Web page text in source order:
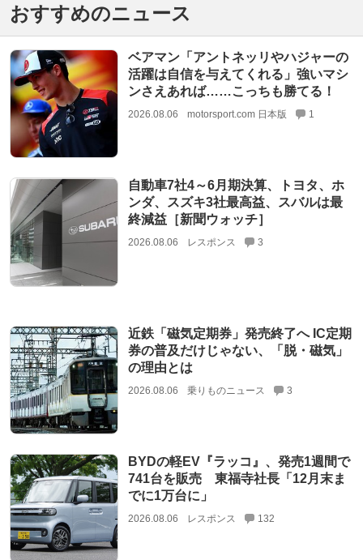
おすすめのニュース
ベアマン「アントネッリやハジャーの
活躍は自信を与えてくれる」強いマシ
ンさえあれば……こっちも勝てる！
2026.08.06 motorsport.com 日本版 1
自動車7社4～6月期決算、トヨタ、ホ
ンダ、スズキ3社最高益、スバルは最
終減益［新聞ウォッチ］
2026.08.06 レスポンス 3
近鉄「磁気定期券」発売終了へ IC定期
券の普及だけじゃない、「脱・磁気」
の理由とは
2026.08.06 乗りものニュース 3
BYDの軽EV『ラッコ』、発売1週間で
741台を販売 東福寺社長「12月末ま
でに1万台に」
2026.08.06 レスポンス 132